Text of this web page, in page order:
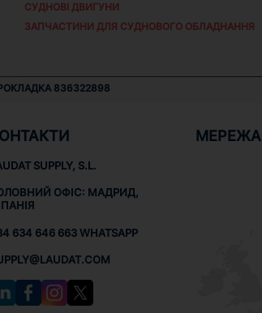
СУДНОВІ ДВИГУНИ
ЗАПЧАСТИНИ ДЛЯ СУДНОВОГО ОБЛАДНАННЯ
836322898
SUPPLY, S.L.
ОФІС: МАДРИД,
634 646 663 WHATSAPP
МЕРЕЖА